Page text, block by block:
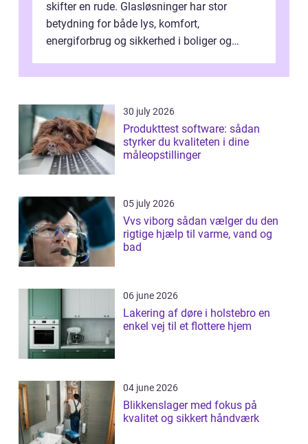
skifter en rude. Glasløsninger har stor
betydning for både lys, komfort,
energiforbrug og sikkerhed i boliger og
30 july 2026
Produkttest software: sådan
styrker du kvaliteten i dine
måleopstillinger
05 july 2026
Vvs viborg sådan vælger du den
rigtige hjælp til varme, vand og
bad
06 june 2026
Lakering af døre i holstebro en
enkel vej til et flottere hjem
04 june 2026
Blikkenslager med fokus på
kvalitet og sikkert håndværk